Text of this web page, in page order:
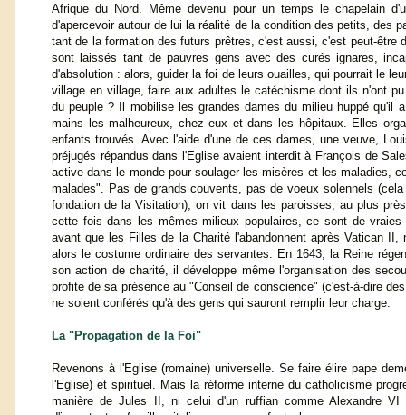
Afrique du Nord. Même devenu pour un temps le chapelain
d'apercevoir autour de lui la réalité de la condition des petits, des
tant de la formation des futurs prêtres, c'est aussi, c'est peut-être
sont laissés tant de pauvres gens avec des curés ignares,
d'absolution : alors, guider la foi de leurs ouailles, qui pourrait le
village en village, faire aux adultes le catéchisme dont ils n'ont
du peuple ? Il mobilise les grandes dames du milieu huppé qu'il
mains les malheureux, chez eux et dans les hôpitaux. Elles
enfants trouvés. Avec l'aide d'une de ces dames, une veuve,
préjugés répandus dans l'Eglise avaient interdit à François de
active dans le monde pour soulager les misères et les maladies,
malades". Pas de grands couvents, pas de voeux solennels
fondation de la Visitation), on vit dans les paroisses, au plus
cette fois dans les mêmes milieux populaires, ce sont de
avant que les Filles de la Charité l'abandonnent après Vatican
alors le costume ordinaire des servantes. En 1643, la Reine
son action de charité, il développe même l'organisation des
profite de sa présence au "Conseil de conscience" (c'est-à-dire
ne soient conférés qu'à des gens qui sauront remplir leur charge.
La "Propagation de la Foi"
Revenons à l'Eglise (romaine) universelle. Se faire élire pape
l'Eglise) et spirituel. Mais la réforme interne du catholicisme
manière de Jules II, ni celui d'un ruffian comme Alexandre